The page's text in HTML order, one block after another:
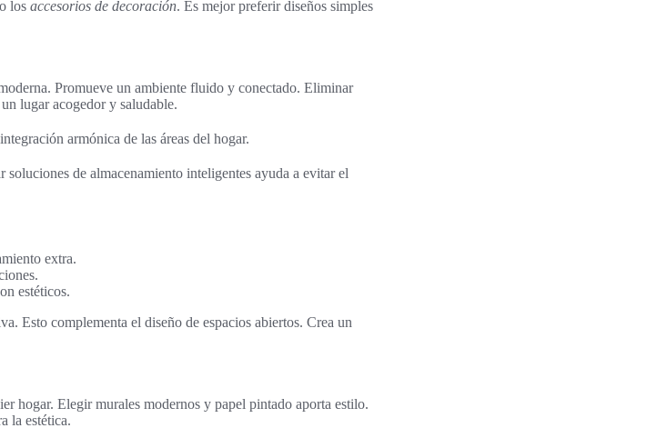
los accesorios de decoración. Es mejor preferir diseños simples
Promueve un ambiente fluido y conectado. Eliminar
lugar acogedor y saludable.
armónica de las áreas del hogar.
de almacenamiento inteligentes ayuda a evitar el
extra.
estéticos.
Esto complementa el diseño de espacios abiertos. Crea un
hogar. Elegir murales modernos y papel pintado aporta estilo.
la estética.